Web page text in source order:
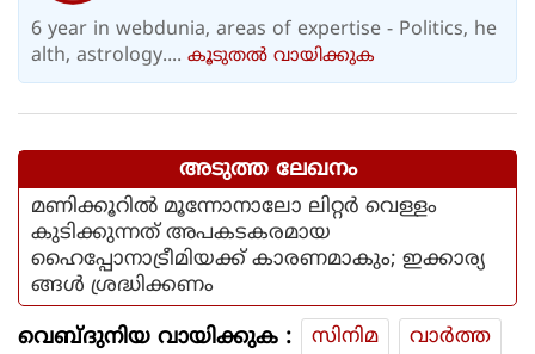
6 year in webdunia, areas of expertise - Politics, he
alth, astrology.... കൂടുതല്‍ വായിക്കുക
അടുത്ത ലേഖനം
മണിക്കൂറില്‍ മൂന്നോനാലോ ലിറ്റര്‍ വെള്ളം
കുടിക്കുന്നത് അപകടകരമായ
ഹൈപ്പോനാട്രീമിയക്ക് കാരണമാകും; ഇക്കാര്യ
ങ്ങള്‍ ശ്രദ്ധിക്കണം
വെബ്ദുനിയ വായിക്കുക : സിനിമ
വാര്‍ത്ത